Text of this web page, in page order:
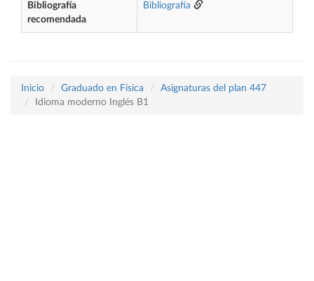
Bibliografía
recomendada
Bibliografía
Inicio Graduado en Física
Asignaturas del plan 447
Idioma moderno Inglés B1